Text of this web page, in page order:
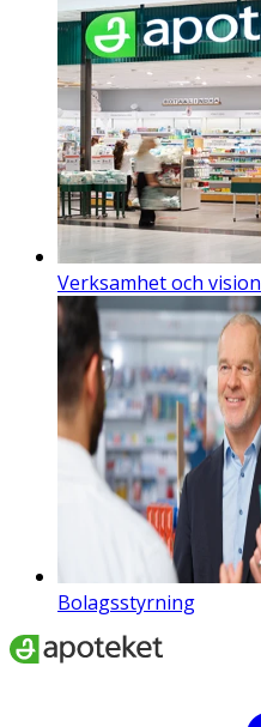
Verksamhet och vision
Bolagsstyrning